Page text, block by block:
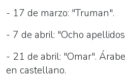
- 17 de marzo: "Truman".
- 7 de abril: "Ocho
- 21 de abril: "Omar".
en castellano.